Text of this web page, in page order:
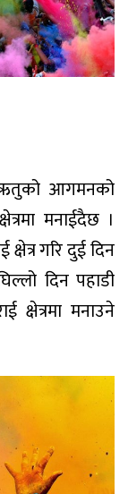
आगमनको
मनाईदैछ ।
गरि दुई दिन
दिन पहाडी
क्षेत्रमा मनाउने